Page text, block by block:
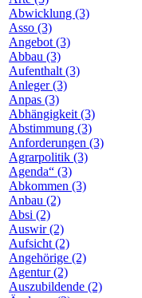
Abwicklung (3)
Asso (3)
Angebot (3)
Abbau (3)
Aufenthalt (3)
Anleger (3)
Anpas (3)
Abhängigkeit (3)
Abstimmung (3)
Anforderungen (3)
Agrarpolitik (3)
Agenda“ (3)
Abkommen (3)
Anbau (2)
Absi (2)
Auswir (2)
Aufsicht (2)
Angehörige (2)
Agentur (2)
Auszubildende (2)